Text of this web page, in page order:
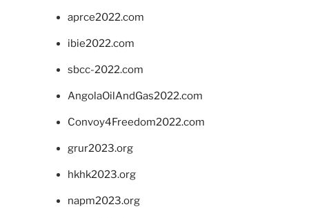
aprce2022.com
ibie2022.com
sbcc-2022.com
AngolaOilAndGas2022.com
Convoy4Freedom2022.com
grur2023.org
hkhk2023.org
napm2023.org